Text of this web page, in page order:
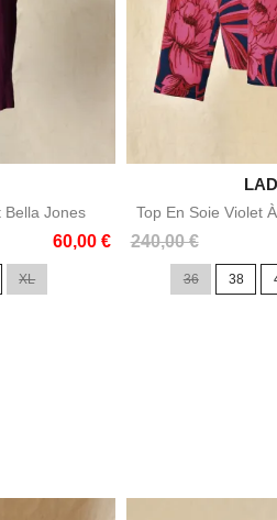
Lady Cotton
60,00 €

Top En Soie
195,00 €
36